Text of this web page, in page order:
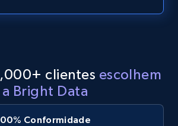
1.5K+ Comece grátis
clientes escolhem
a Bright Data
Conformidade